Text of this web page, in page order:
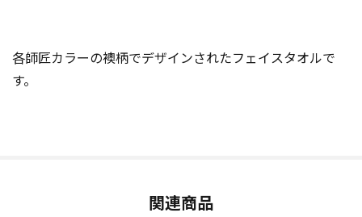
各師匠カラーの襖柄でデザインされたフェイスタオルで
す。
関連商品